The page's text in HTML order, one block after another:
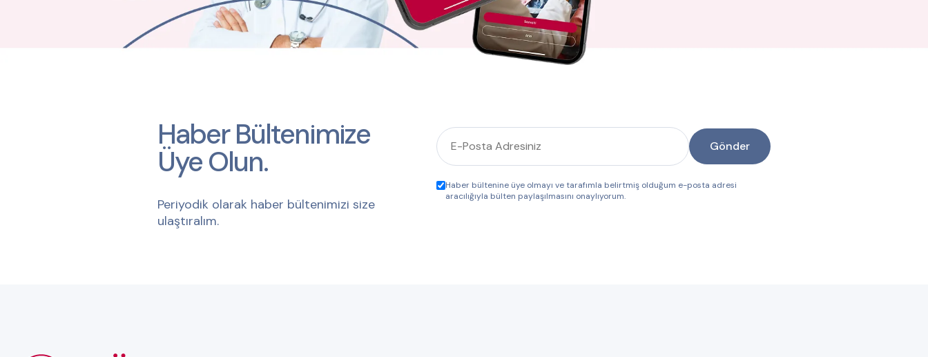
Haber Bültenimize
Üye Olun.
Periyodik olarak haber bültenimizi size
ulaştıralım.
Gönder
Haber bültenine üye olmayı ve tarafımla belirtmiş olduğum e-posta adresi
aracılığıyla bülten paylaşılmasını onaylıyorum.